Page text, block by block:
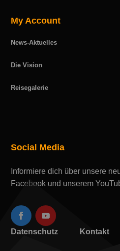
My Account
News-Aktuelles
Die Vision
Reisegalerie
Social Media
Informiere dich über unsere
Facebook und unserem
Datenschutz Kontakt